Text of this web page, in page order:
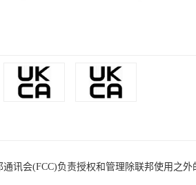
通讯会(FCC)负责授权和管理除联邦使用之